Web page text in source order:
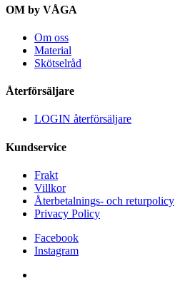
OM by VÅGA
Om oss
Material
Skötselråd
Återförsäljare
LOGIN återförsäljare
Kundservice
Frakt
Villkor
Återbetalnings- och returpolicy
Privacy Policy
Facebook
Instagram